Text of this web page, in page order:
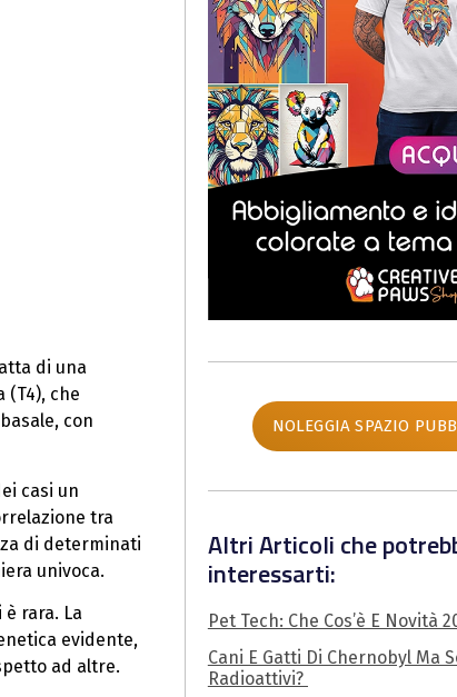
di una
che
con
casi un
tra
di determinati
univoca.
rara. La
evidente,
ad altre.
NOLEGGIA SPAZIO
Altri Articoli che
interessarti:
Pet Tech: Che Cos’è E Novità
Cani E Gatti Di Chernobyl Ma
Radioattivi?